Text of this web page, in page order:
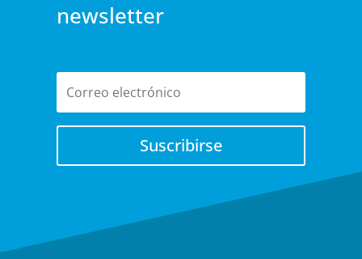
newsletter
Suscribirse